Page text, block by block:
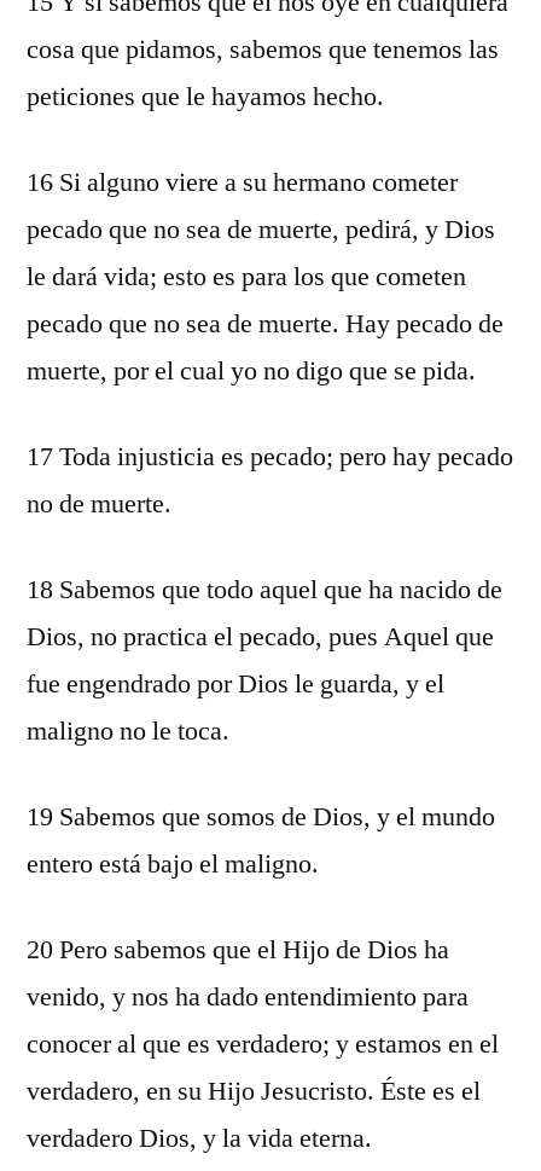
cosa que pidamos, sabemos que tenemos las
peticiones que le hayamos hecho.
16 Si alguno viere a su hermano cometer
pecado que no sea de muerte, pedirá, y Dios
le dará vida; esto es para los que cometen
pecado que no sea de muerte. Hay pecado de
muerte, por el cual yo no digo que se pida.
17 Toda injusticia es pecado; pero hay pecado
no de muerte.
18 Sabemos que todo aquel que ha nacido de
Dios, no practica el pecado, pues Aquel que
fue engendrado por Dios le guarda, y el
maligno no le toca.
19 Sabemos que somos de Dios, y el mundo
entero está bajo el maligno.
20 Pero sabemos que el Hijo de Dios ha
venido, y nos ha dado entendimiento para
conocer al que es verdadero; y estamos en el
verdadero, en su Hijo Jesucristo. Éste es el
verdadero Dios, y la vida eterna.